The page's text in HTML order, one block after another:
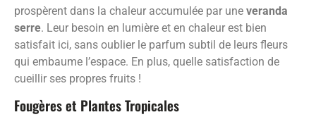
prospèrent dans la chaleur accumulée par une veranda
serre. Leur besoin en lumière et en chaleur est bien
satisfait ici, sans oublier le parfum subtil de leurs fleurs
qui embaume l’espace. En plus, quelle satisfaction de
cueillir ses propres fruits !
Fougères et Plantes Tropicales